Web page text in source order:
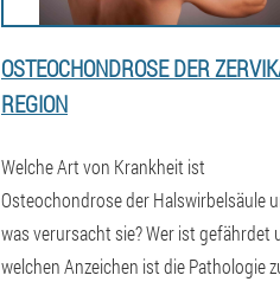
OSTEOCHONDROSE DER
REGION
Welche Art von Krankheit ist
Osteochondrose der Halswirbelsäule
was verursacht sie? Wer ist gefährdet
welchen Anzeichen ist die Pathologie